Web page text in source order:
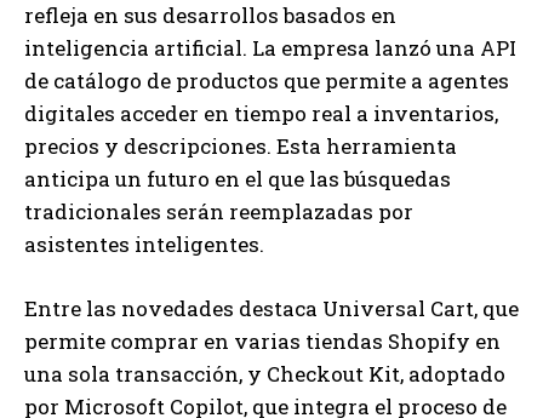
refleja en sus desarrollos basados en
inteligencia artificial. La empresa lanzó una API
de catálogo de productos que permite a agentes
digitales acceder en tiempo real a inventarios,
precios y descripciones. Esta herramienta
anticipa un futuro en el que las búsquedas
tradicionales serán reemplazadas por
asistentes inteligentes.
Entre las novedades destaca Universal Cart, que
permite comprar en varias tiendas Shopify en
una sola transacción, y Checkout Kit, adoptado
por Microsoft Copilot, que integra el proceso de